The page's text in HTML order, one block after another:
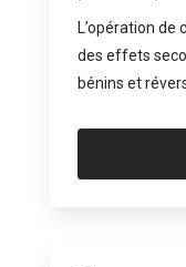
L’opération de
des effets
bénins et